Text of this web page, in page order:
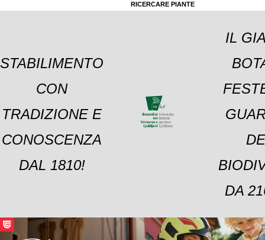
RICERCARE PIANTE
STABILIMENTO
CON
TRADIZIONE E
CONOSCENZA
DAL 1810!
IL
DA